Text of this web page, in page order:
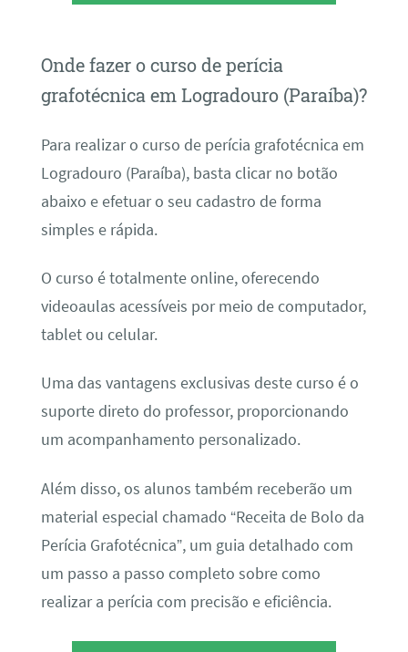
Onde fazer o curso de perícia
grafotécnica em Logradouro (Paraíba)?
Para realizar o curso de perícia grafotécnica em
Logradouro (Paraíba), basta clicar no botão
abaixo e efetuar o seu cadastro de forma
simples e rápida.
O curso é totalmente online, oferecendo
videoaulas acessíveis por meio de computador,
tablet ou celular.
Uma das vantagens exclusivas deste curso é o
suporte direto do professor, proporcionando
um acompanhamento personalizado.
Além disso, os alunos também receberão um
material especial chamado “Receita de Bolo da
Perícia Grafotécnica”, um guia detalhado com
um passo a passo completo sobre como
realizar a perícia com precisão e eficiência.